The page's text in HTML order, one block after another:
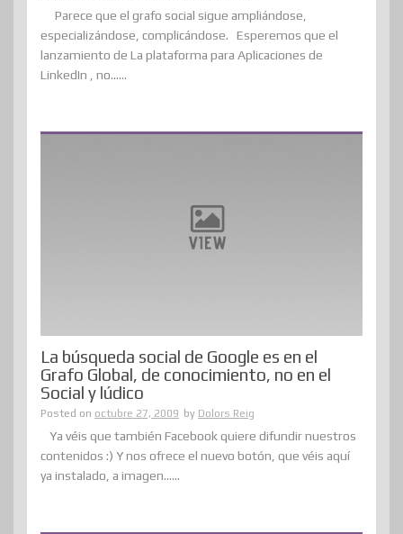
Parece que el grafo social sigue ampliándose,
especializándose, complicándose. Esperemos que el
lanzamiento de La plataforma para Aplicaciones de
LinkedIn , no......
La búsqueda social de Google es en el
Grafo Global, de conocimiento, no en el
Social y lúdico
Posted on octubre 27, 2009 by Dolors Reig
Ya véis que también Facebook quiere difundir nuestros
contenidos :) Y nos ofrece el nuevo botón, que véis aquí
ya instalado, a imagen......